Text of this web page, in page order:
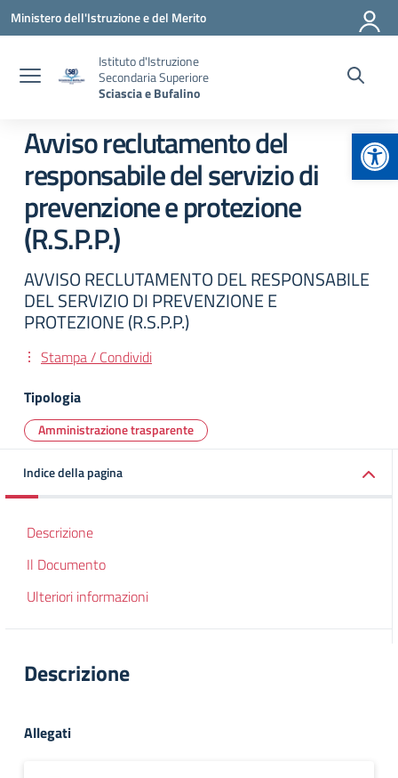
Vai ai contenuti
Vai al menu di navigazione
Vai al footer
Ministero dell'Istruzione e del Merito
Istituto d'Istruzione
Secondaria Superiore
Sciascia e Bufalino
Avviso reclutamento del
responsabile del servizio di
prevenzione e protezione
(R.S.P.P.)
AVVISO RECLUTAMENTO DEL RESPONSABILE
DEL SERVIZIO DI PREVENZIONE E
PROTEZIONE (R.S.P.P.)
Stampa / Condividi
Tipologia
Amministrazione trasparente
Indice della pagina
Descrizione
Il Documento
Ulteriori informazioni
Descrizione
Allegati